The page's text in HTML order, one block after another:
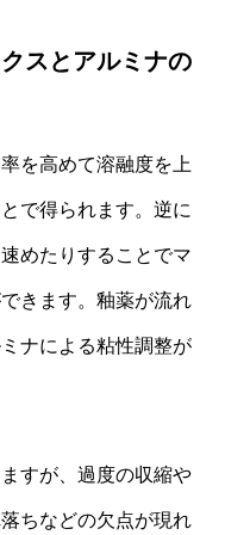
スとアルミナの
を高めて溶融度を上
で得られます。逆に
めたりすることでマ
きます。釉薬が流れ
ナによる粘性調整が
すが、過度の収縮や
ちなどの欠点が現れ